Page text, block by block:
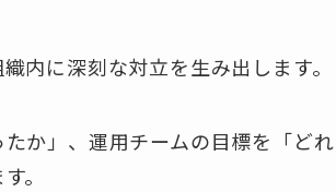
内に深刻な対立を生み出します。
か」、運用チームの目標を「どれ
。